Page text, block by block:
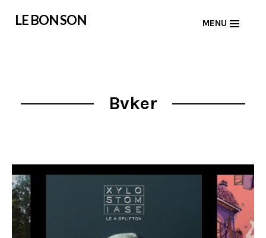
LE BON SON MENU
Bvker